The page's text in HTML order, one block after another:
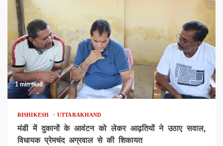
1 min read
RISHIKESH UTTARAKHAND
मंडी में दुकानों के आवंटन को लेकर आढ़तियों ने उठाए सवाल,
विधायक प्रेमचंद अग्रवाल से की शिकायत